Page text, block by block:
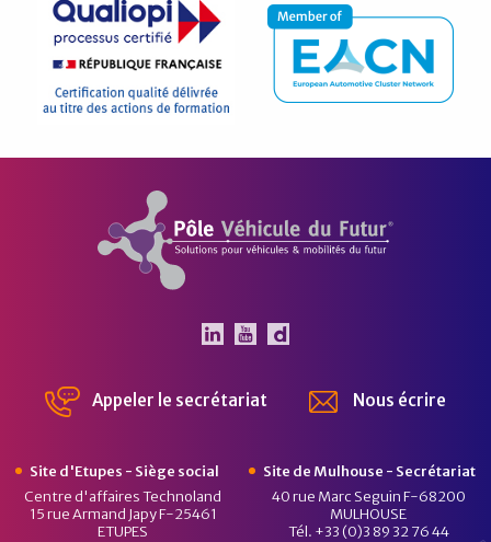
Pôle Véhicule du Futur
Appeler le secrétariat Nous écrire
Site d'Etupes - Siège social
Centre d'affaires Technoland
15 rue Armand Japy F-25461
ETUPES
Site de Mulhouse - Secrétariat
40 rue Marc Seguin F-68200
MULHOUSE
Tél. +33 (0)3 89 32 76 44